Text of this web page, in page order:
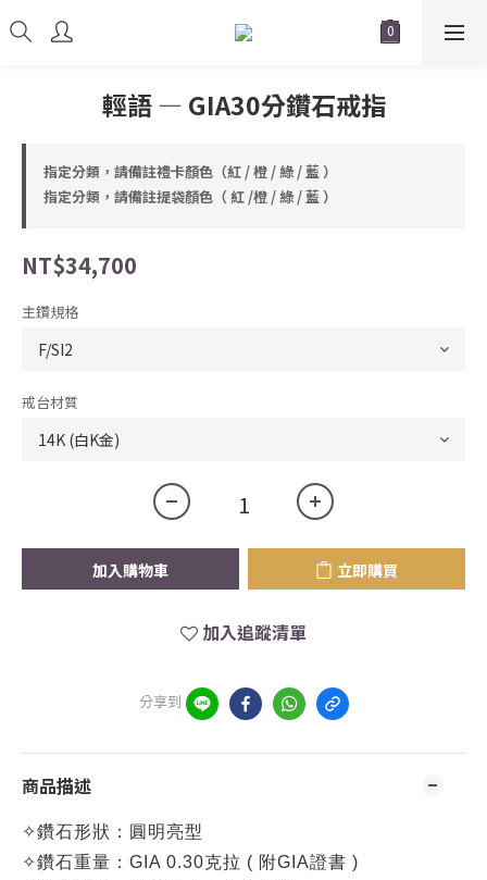
輕語 — GIA30分鑽石戒指
指定分類，請備註禮卡顏色（紅 / 橙 / 綠 / 藍 ）
指定分類，請備註提袋顏色（ 紅 /橙 / 綠 / 藍 ）
NT$34,700
主鑽規格
戒台材質
加入購物車 立即購買
加入追蹤清單
分享到
商品描述
✧鑽石形狀：圓明亮型
✧鑽石重量： GIA 0.30克拉 ( 附GIA證書 )